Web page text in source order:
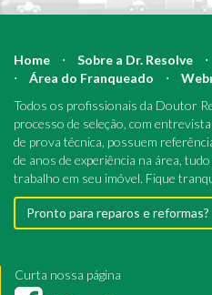
Home ⋅ Sobre a Dr. Resolve ⋅
⋅
Área do Franqueado ⋅
Todos os profissionais da Doutor
processo de seleção, com
de prova técnica, possuem
de anos de experiência na área,
trabalho em seu imóvel. Fique
Pronto para reparos e reformas?
Curta nossa página